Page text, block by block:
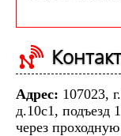
Адрес: 107023,
д.10с1, подъезд
через